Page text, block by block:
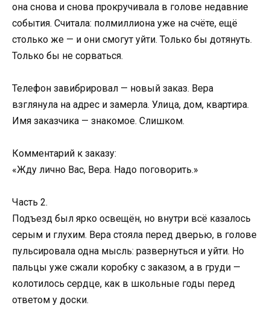
она снова и снова прокручивала в голове недавние
события. Считала: полмиллиона уже на счёте, ещё
столько же — и они смогут уйти. Только бы дотянуть.
Только бы не сорваться.
Телефон завибрировал — новый заказ. Вера
взглянула на адрес и замерла. Улица, дом, квартира.
Имя заказчика — знакомое. Слишком.
Комментарий к заказу:
«Жду лично Вас, Вера. Надо поговорить.»
Часть 2.
Подъезд был ярко освещён, но внутри всё казалось
серым и глухим. Вера стояла перед дверью, в голове
пульсировала одна мысль: развернуться и уйти. Но
пальцы уже сжали коробку с заказом, а в груди —
колотилось сердце, как в школьные годы перед
ответом у доски.